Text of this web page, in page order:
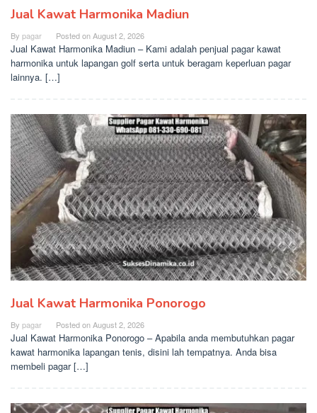
Jual Kawat Harmonika Madiun
By pagar Posted onAugust 2, 2026
Jual Kawat Harmonika Madiun – Kami adalah penjual pagar kawat
harmonika untuk lapangan golf serta untuk beragam keperluan pagar
lainnya. […]
Jual Kawat Harmonika Ponorogo
By pagar Posted onAugust 2, 2026
Jual Kawat Harmonika Ponorogo – Apabila anda membutuhkan pagar
kawat harmonika lapangan tenis, disini lah tempatnya. Anda bisa
membeli pagar […]